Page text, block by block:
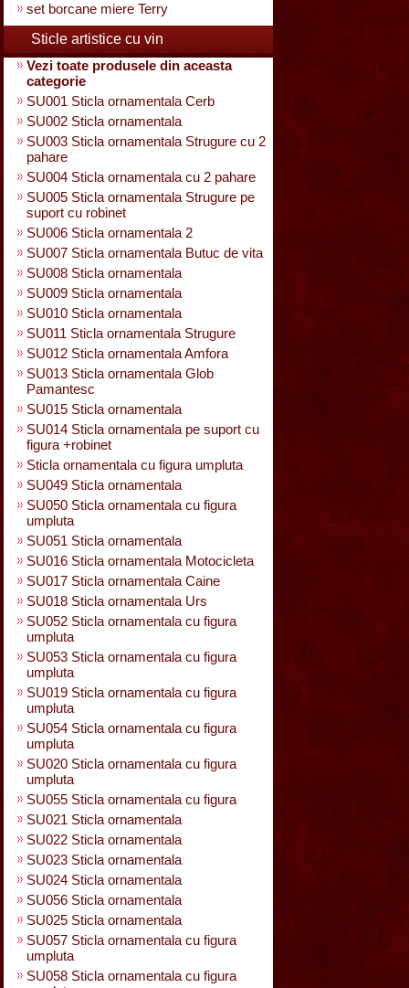
set borcane miere Terry
Sticle artistice cu vin
Vezi toate produsele din aceasta
categorie
SU001 Sticla ornamentala Cerb
SU002 Sticla ornamentala
SU003 Sticla ornamentala Strugure cu 2
pahare
SU004 Sticla ornamentala cu 2 pahare
SU005 Sticla ornamentala Strugure pe
suport cu robinet
SU006 Sticla ornamentala 2
SU007 Sticla ornamentala Butuc de vita
SU008 Sticla ornamentala
SU009 Sticla ornamentala
SU010 Sticla ornamentala
SU011 Sticla ornamentala Strugure
SU012 Sticla ornamentala Amfora
SU013 Sticla ornamentala Glob
Pamantesc
SU015 Sticla ornamentala
SU014 Sticla ornamentala pe suport cu
figura +robinet
Sticla ornamentala cu figura umpluta
SU049 Sticla ornamentala
SU050 Sticla ornamentala cu figura
umpluta
SU051 Sticla ornamentala
SU016 Sticla ornamentala Motocicleta
SU017 Sticla ornamentala Caine
SU018 Sticla ornamentala Urs
SU052 Sticla ornamentala cu figura
umpluta
SU053 Sticla ornamentala cu figura
umpluta
SU019 Sticla ornamentala cu figura
umpluta
SU054 Sticla ornamentala cu figura
umpluta
SU020 Sticla ornamentala cu figura
umpluta
SU055 Sticla ornamentala cu figura
SU021 Sticla ornamentala
SU022 Sticla ornamentala
SU023 Sticla ornamentala
SU024 Sticla ornamentala
SU056 Sticla ornamentala
SU025 Sticla ornamentala
SU057 Sticla ornamentala cu figura
umpluta
SU058 Sticla ornamentala cu figura